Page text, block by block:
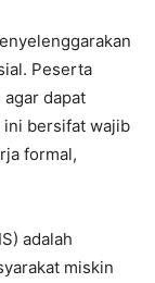
Peserta
dapat
ini bersifat wajib
formal,
adalah
miskin